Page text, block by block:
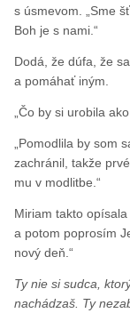
s úsmevom. „Sme
Boh je s nami.“
Dodá, že dúfa, že
a pomáhať iným.
„Čo by si urobila
„Pomodlila by som
zachránil, takže
mu v modlitbe.“
Miriam takto
a potom poprosím
nový deň.“
Ty nie si sudca,
nachádzaš. Ty